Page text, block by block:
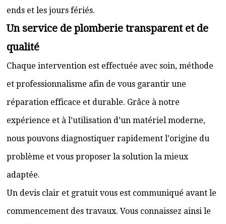
ends et les jours fériés.
Un service de plomberie transparent et de
qualité
Chaque intervention est effectuée avec soin, méthode
et professionnalisme afin de vous garantir une
réparation efficace et durable. Grâce à notre
expérience et à l’utilisation d’un matériel moderne,
nous pouvons diagnostiquer rapidement l’origine du
problème et vous proposer la solution la mieux
adaptée.
Un devis clair et gratuit vous est communiqué avant le
commencement des travaux. Vous connaissez ainsi le